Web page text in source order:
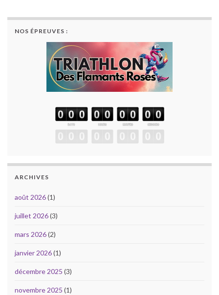
NOS ÉPREUVES :
ARCHIVES
août 2026(1)
juillet 2026(3)
mars 2026(2)
janvier 2026(1)
décembre 2025 (3)
novembre 2025 (1)